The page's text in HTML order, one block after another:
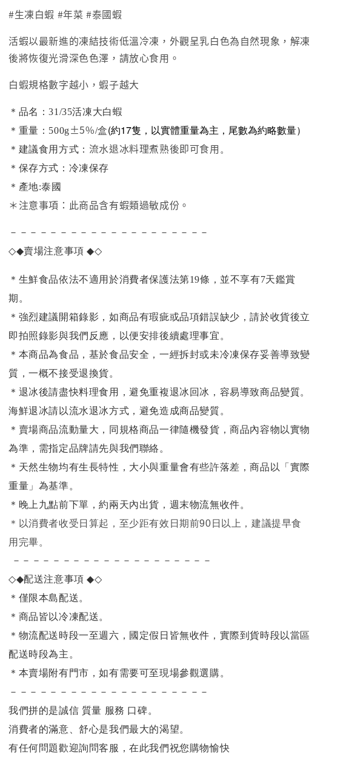
#生凍白蝦 #年菜 #泰國蝦
活蝦以最新進的凍結技術低溫冷凍，外觀呈乳白色為自然現象，解凍
後將恢復光滑深色色澤，請放心食用。
白蝦規格數字越小，蝦子越大
＊品名：31/35活凍大白蝦
＊重量：500g±5%/盒(約17隻， 以實體重量為主，尾數為約略數量）
＊建議食用方式： 流水退冰料理煮熟後即可食用。
＊保存方式：冷凍保存
＊產地:泰國
＊注意事項：此商品含有蝦類過敏成份。
－－－－－－－－－－－－－－－－－－－－
◇◆賣場注意事項◆◇
＊生鮮食品依法不適用於消費者保護法第19條，並不享有7天鑑賞
期。
＊強烈建議開箱錄影，如商品有瑕疵或品項錯誤缺少，請於收貨後立
即拍照錄影與我們反應，以便安排後續處理事宜。
＊本商品為食品，基於食品安全，一經拆封或未冷凍保存妥善導致變
質，一概不接受退換貨。
＊退冰後請盡快料理食用，避免重複退冰回冰，容易導致商品變質。
海鮮退冰請以流水退冰方式，避免造成商品變質。
＊賣場商品流動量大，同規格商品一律隨機發貨，商品內容物以實物
為準，需指定品牌請先與我們聯絡。
＊天然生物均有生長特性，大小與重量會有些許落差，商品以「實際
重量」為基準。
＊晚上九點前下單，約兩天內出貨，週末物流無收件。
＊ 以消費者收受日算起，至少距有效日期前90日以上，建議提早食
用完畢。
－－－－－－－－－－－－－－－－－－－－
◇◆配送注意事項◆◇
＊僅限本島配送。
＊商品皆以冷凍配送。
＊物流配送時段一至週六，國定假日皆無收件，實際到貨時段以當區
配送時段為主。
＊本賣場附有門市，如有需要可至現場參觀選購。
－－－－－－－－－－－－－－－－－－－－
我們拼的是誠信 質量 服務 口碑。
消費者的滿意、舒心是我們最大的渴望。
有任何問題歡迎詢問客服，在此我們祝您購物愉快